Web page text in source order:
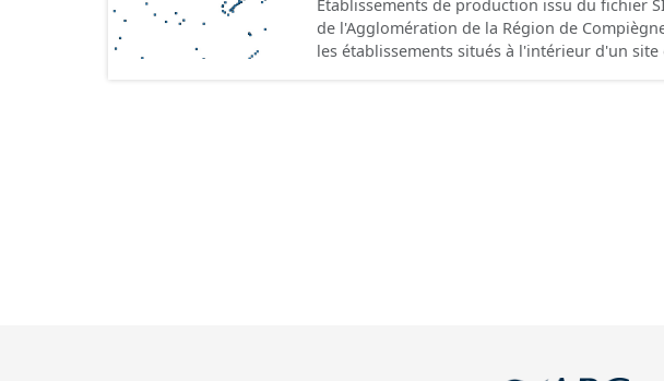
Etablissements de production issu du fichier
de l'Agglomération de la Région de Compiègne et
les établissements situés à l'intérieur d'un